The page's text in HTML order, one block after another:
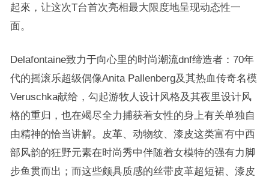
起來，让这次T台首次亮相最大限度地呈现动态性一
面。
Delafontaine致力于向心里的时尚潮流dnf缔造者：70年
代的摇滚乐超级偶像Anita Pallenberg及其热血传奇名模
Veruschka献给，勾起游牧人设计风格及其夜里设计风
格的重归，也在竭尽全力捕获着女性的身上有关单独自
由精神的恰当讲解。皮革、动物纹、漆皮这类富有中西
部风韵的狂野元素在时尚秀中伴随着女模特的强有力脚
步鱼贯而出；而这些颇具质感的丝带皮革超短裙、漆皮